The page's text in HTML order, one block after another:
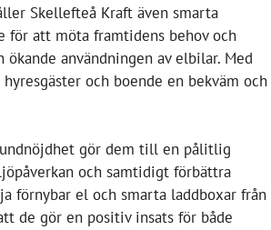
Skellefteå Kraft även smarta
för att möta framtidens behov och
användningen av elbilar. Med
och boende en bekväm och
gör dem till en pålitlig
och samtidigt förbättra
förnybar el och smarta laddboxar från
de gör en positiv insats för både